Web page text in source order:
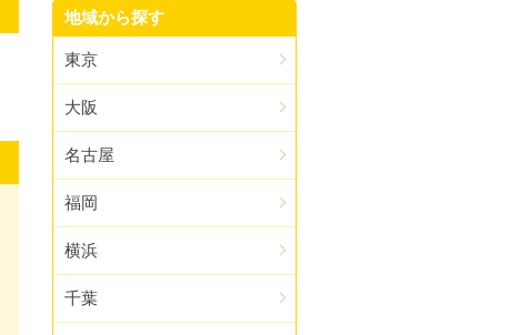
地域から探す
東京
大阪
名古屋
福岡
横浜
千葉